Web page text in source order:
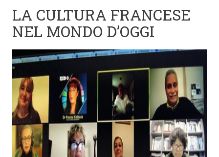
LA CULTURA FRANCESE
NEL MONDO D’OGGI